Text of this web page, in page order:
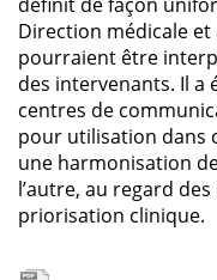
Direction médicale
pourraient être
des intervenants. Il a
centres de
pour utilisation dans
une harmonisation
l’autre, au regard
priorisation clinique.